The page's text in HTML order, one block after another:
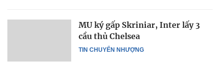
TIN CHUYỂN NHƯỢNG
MU ký gấp Skriniar, Inter lấy 3
cầu thủ Chelsea